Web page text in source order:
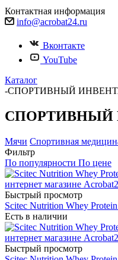
Контактная информация
info@acrobat24.ru
Вконтакте
YouTube
Каталог
-СПОРТИВНЫЙ
СПОРТИВНЫЙ
Мячи Спортивная
Фильтр
По популярности По цене
Быстрый просмотр
Scitec Nutrition Whey
Есть в наличии
Быстрый просмотр